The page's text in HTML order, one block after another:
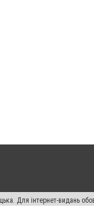
Для інтернет-видань